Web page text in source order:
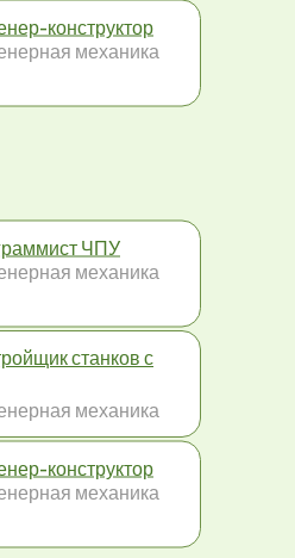
конструктор
механика
ЧПУ
механика
станков с
механика
конструктор
механика